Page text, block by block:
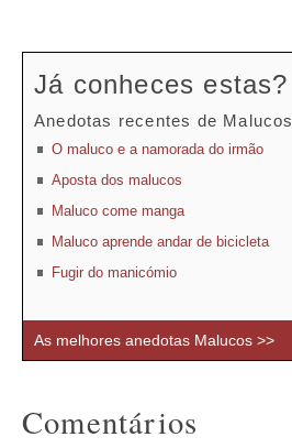
Já conheces estas?
Anedotas recentes de Malucos
O maluco e a namorada do irmão
Aposta dos malucos
Maluco come manga
Maluco aprende andar de bicicleta
Fugir do manicómio
As melhores anedotas Malucos >>
Comentários